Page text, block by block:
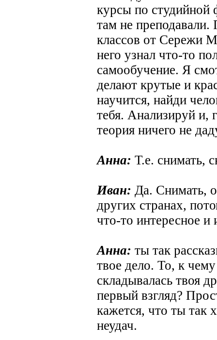
курсы по студийной
там не преподавали.
классов от Сережи
него узнал что-то
самообучение. Я
делают крутые и
научится, найди
тебя. Анализируй и,
теория ничего не
Анна: Т.е. снимать,
Иван: Да. Снимать,
других странах,
что-то интересное и
Анна: ты так
твое дело. То, к
складывалась твоя
первый взгляд?
кажется, что ты так
неудач.